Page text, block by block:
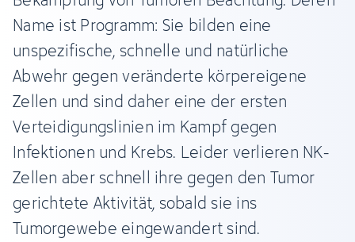
Name ist Programm: Sie bilden eine
unspezifische, schnelle und natürliche
Abwehr gegen veränderte körpereigene
Zellen und sind daher eine der ersten
Verteidigungslinien im Kampf gegen
Infektionen und Krebs. Leider verlieren NK-
Zellen aber schnell ihre gegen den Tumor
gerichtete Aktivität, sobald sie ins
Tumorgewebe eingewandert sind.